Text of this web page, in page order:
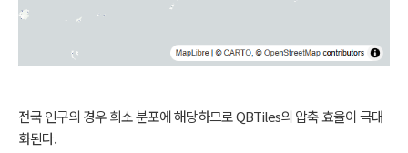
전국 인구의 경우 희소 분포에 해당하므로 QBTiles의 압축 효율이 극대
화된다.